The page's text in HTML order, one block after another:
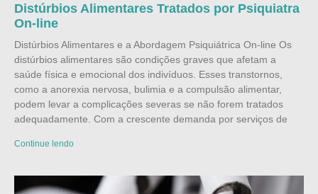
Distúrbios Alimentares Tratados por Psiquiatra
On-line
Distúrbios Alimentares e a Abordagem Psiquiátrica On-line Os
distúrbios alimentares são condições graves que afetam a
saúde física e emocional dos indivíduos. Esses transtornos,
como a anorexia nervosa, bulimia e a compulsão alimentar,
podem levar a complicações severas se não forem tratados
adequadamente. Com a crescente demanda por serviços de
Continue lendo